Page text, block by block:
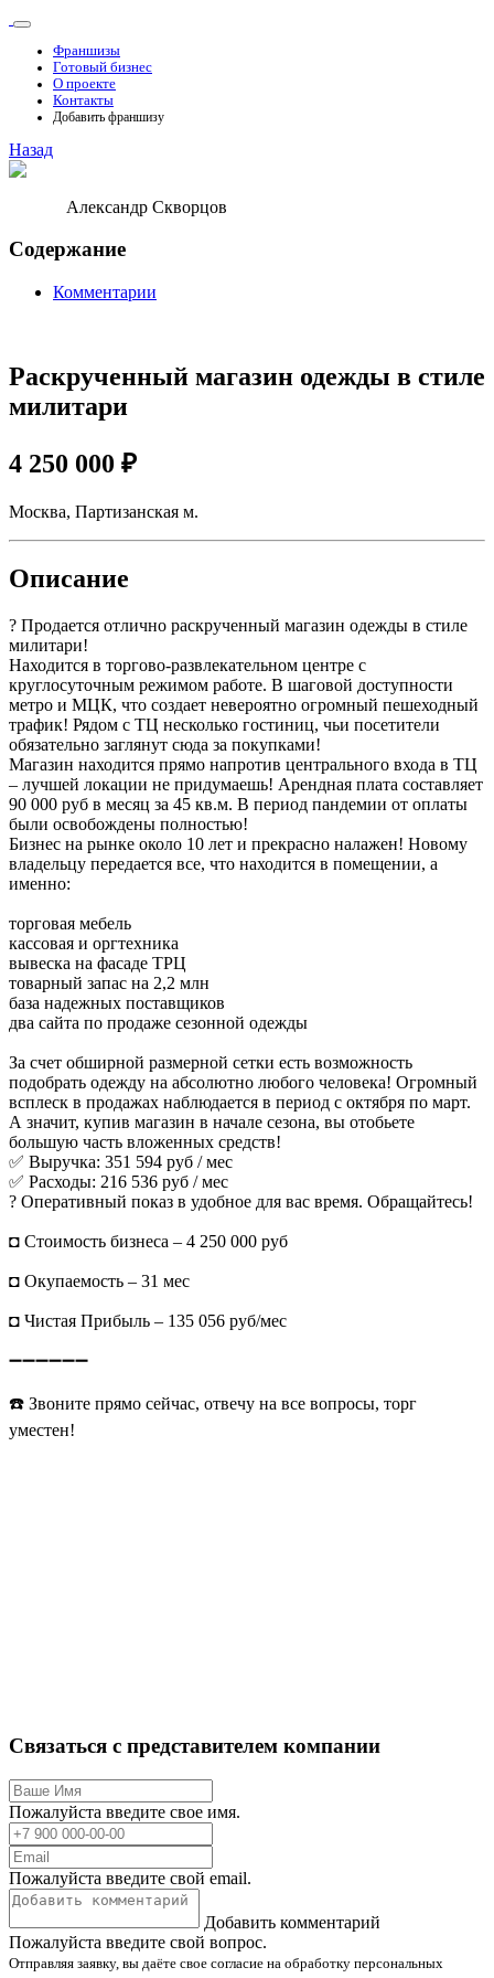
Франшизы
Готовый бизнес
О проекте
Контакты
Добавить франшизу
Назад
Александр Скворцов
Содержание
Комментарии
Раскрученный магазин одежды в стиле
милитари
4 250 000 ₽
Москва, Партизанская м.
Описание
? Продается отлично раскрученный магазин одежды в стиле
милитари!
Находится в торгово-развлекательном центре с
круглосуточным режимом работе. В шаговой доступности
метро и МЦК, что создает невероятно огромный пешеходный
трафик! Рядом с ТЦ несколько гостиниц, чьи посетители
обязательно заглянут сюда за покупками!
Магазин находится прямо напротив центрального входа в ТЦ
– лучшей локации не придумаешь! Арендная плата составляет
90 000 руб в месяц за 45 кв.м. В период пандемии от оплаты
были освобождены полностью!
Бизнес на рынке около 10 лет и прекрасно налажен! Новому
владельцу передается все, что находится в помещении, а
именно:
торговая мебель
кассовая и оргтехника
вывеска на фасаде ТРЦ
товарный запас на 2,2 млн
база надежных поставщиков
два сайта по продаже сезонной одежды
За счет обширной размерной сетки есть возможность
подобрать одежду на абсолютно любого человека! Огромный
всплеск в продажах наблюдается в период с октября по март.
А значит, купив магазин в начале сезона, вы отобьете
большую часть вложенных средств!
✅ Выручка: 351 594 руб / мес
✅ Расходы: 216 536 руб / мес
? Оперативный показ в удобное для вас время. Обращайтесь!
◘ Стоимость бизнеса – 4 250 000 руб
◘ Окупаемость – 31 мес
◘ Чистая Прибыль – 135 056 руб/мес
➖➖➖➖➖➖
☎️ Звоните прямо сейчас, отвечу на все вопросы, торг
уместен!
Связаться с представителем компании
Пожалуйста введите свое имя.
Пожалуйста введите свой email.
Добавить комментарий
Пожалуйста введите свой вопрос.
Отправляя заявку, вы даёте свое согласие на обработку персональных